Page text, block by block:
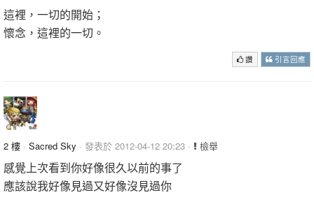
這裡，一切的開始；
懷念，這裡的一切。
讚 引言回應
2 樓 · Sacred Sky · 發表於 2012-04-12 20:23 · 檢舉
感覺上次看到你好像很久以前的事了
應該說我好像見過又好像沒見過你